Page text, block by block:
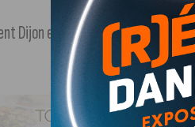
Dijon en un cocon de lumières et